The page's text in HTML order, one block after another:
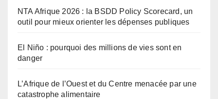
NTA Afrique 2026 : la BSDD Policy Scorecard, un
outil pour mieux orienter les dépenses publiques
El Niño : pourquoi des millions de vies sont en
danger
L’Afrique de l’Ouest et du Centre menacée par une
catastrophe alimentaire